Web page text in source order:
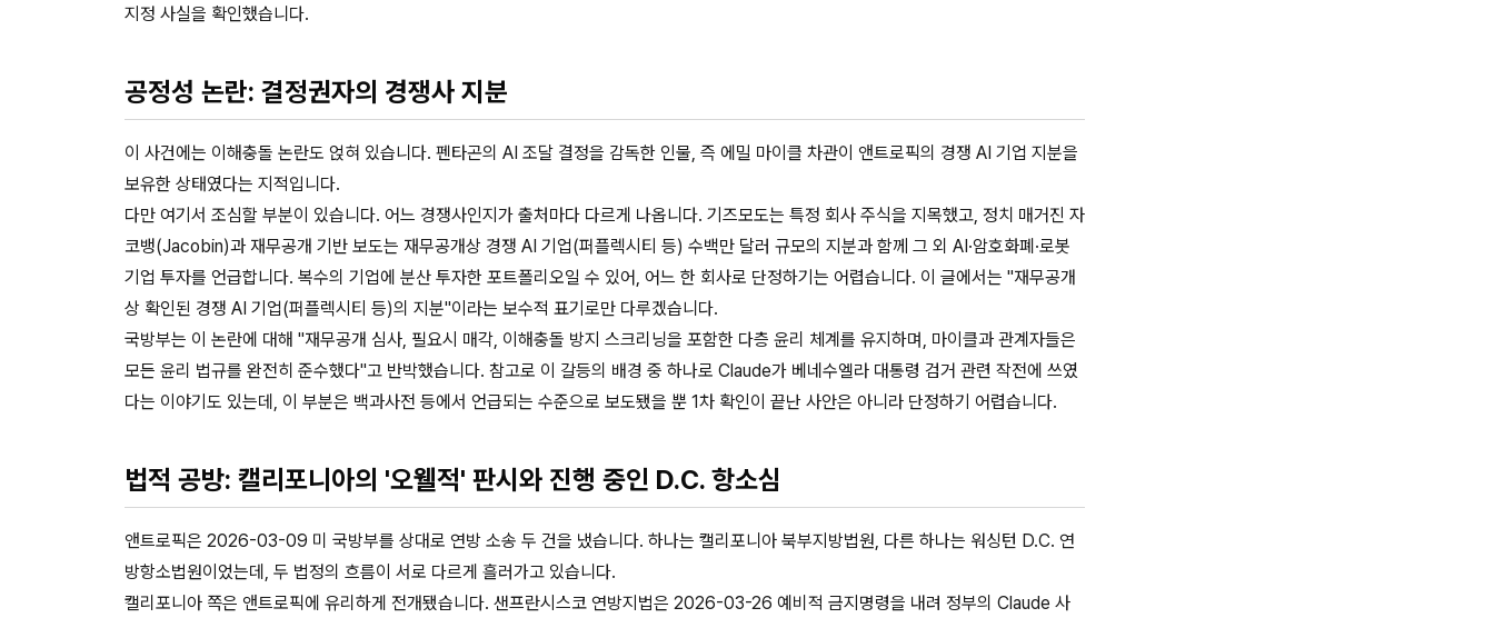
지정 사실을 확인했습니다.
공정성 논란: 결정권자의 경쟁사 지분
이 사건에는 이해충돌 논란도 얹혀 있습니다. 펜타곤의 AI 조달 결정을 감독한 인물, 즉 에밀 마이클 차관이 앤트로픽의 경쟁 AI 기업 지분을
보유한 상태였다는 지적입니다.
다만 여기서 조심할 부분이 있습니다. 어느 경쟁사인지가 출처마다 다르게 나옵니다. 기즈모도는 특정 회사 주식을 지목했고, 정치 매거진 자
코뱅(Jacobin)과 재무공개 기반 보도는 재무공개상 경쟁 AI 기업(퍼플렉시티 등) 수백만 달러 규모의 지분과 함께 그 외 AI·암호화폐·로봇
기업 투자를 언급합니다. 복수의 기업에 분산 투자한 포트폴리오일 수 있어, 어느 한 회사로 단정하기는 어렵습니다. 이 글에서는 "재무공개
상 확인된 경쟁 AI 기업(퍼플렉시티 등)의 지분"이라는 보수적 표기로만 다루겠습니다.
국방부는 이 논란에 대해 "재무공개 심사, 필요시 매각, 이해충돌 방지 스크리닝을 포함한 다층 윤리 체계를 유지하며, 마이클과 관계자들은
모든 윤리 법규를 완전히 준수했다"고 반박했습니다. 참고로 이 갈등의 배경 중 하나로 Claude가 베네수엘라 대통령 검거 관련 작전에 쓰였
다는 이야기도 있는데, 이 부분은 백과사전 등에서 언급되는 수준으로 보도됐을 뿐 1차 확인이 끝난 사안은 아니라 단정하기 어렵습니다.
법적 공방: 캘리포니아의 '오웰적' 판시와 진행 중인 D.C. 항소심
앤트로픽은 2026-03-09 미 국방부를 상대로 연방 소송 두 건을 냈습니다. 하나는 캘리포니아 북부지방법원, 다른 하나는 워싱턴 D.C. 연
방항소법원이었는데, 두 법정의 흐름이 서로 다르게 흘러가고 있습니다.
캘리포니아 쪽은 앤트로픽에 유리하게 전개됐습니다. 샌프란시스코 연방지법은 2026-03-26 예비적 금지명령을 내려 정부의 Claude 사